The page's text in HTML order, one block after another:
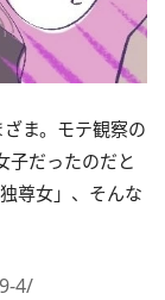
ま。モテ観察の
子だったのだと
尊女」、そんな
4/